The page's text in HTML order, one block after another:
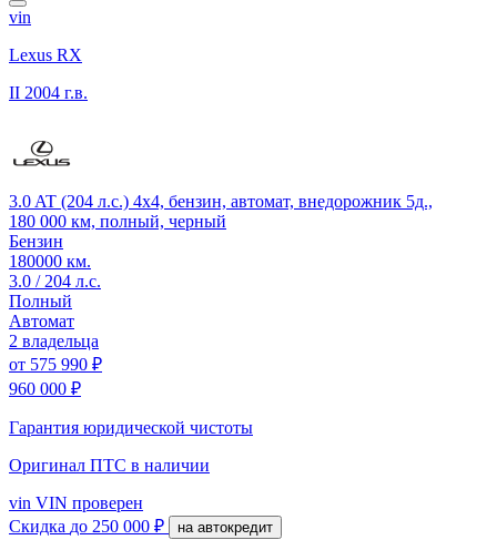
vin
Lexus RX
II 2004 г.в.
3.0 AT (204 л.с.) 4x4, бензин, автомат, внедорожник 5д.,
180 000 км, полный, черный
Бензин
180000 км.
3.0 / 204 л.с.
Полный
Автомат
2 владельца
от 575 990 ₽
960 000 ₽
Гарантия юридической чистоты
Оригинал ПТС в наличии
vin VIN проверен
Скидка до 250 000 ₽ на автокредит